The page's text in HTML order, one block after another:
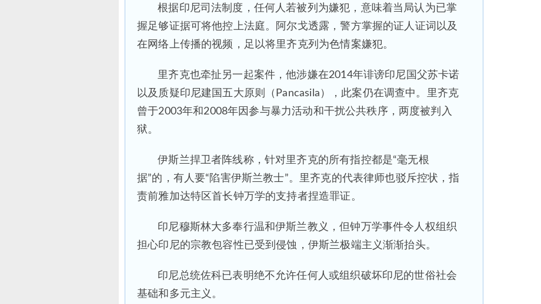
根据印尼司法制度，任何人若被列为嫌犯，意味着当局认为已掌
握足够证据可将他控上法庭。阿尔戈透露，警方掌握的证人证词以及
在网络上传播的视频，足以将里齐克列为色情案嫌犯。
里齐克也牵扯另一起案件，他涉嫌在2014年诽谤印尼国父苏卡诺
以及质疑印尼建国五大原则（Pancasila），此案仍在调查中。里齐克
曾于2003年和2008年因参与暴力活动和干扰公共秩序，两度被判入
狱。
伊斯兰捍卫者阵线称，针对里齐克的所有指控都是“毫无根
据”的，有人要“陷害伊斯兰教士”。里齐克的代表律师也驳斥控状，指
责前雅加达特区首长钟万学的支持者捏造罪证。
印尼穆斯林大多奉行温和伊斯兰教义，但钟万学事件令人权组织
担心印尼的宗教包容性已受到侵蚀，伊斯兰极端主义渐渐抬头。
印尼总统佐科已表明绝不允许任何人或组织破坏印尼的世俗社会
基础和多元主义。